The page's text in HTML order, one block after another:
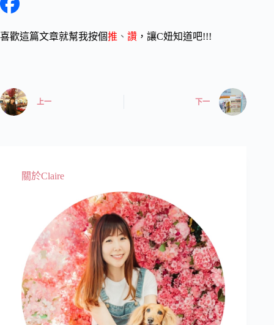
喜歡這篇文章就幫我按個推 、 讚 ，讓C妞知道吧!!!
上一 下一
關於Claire